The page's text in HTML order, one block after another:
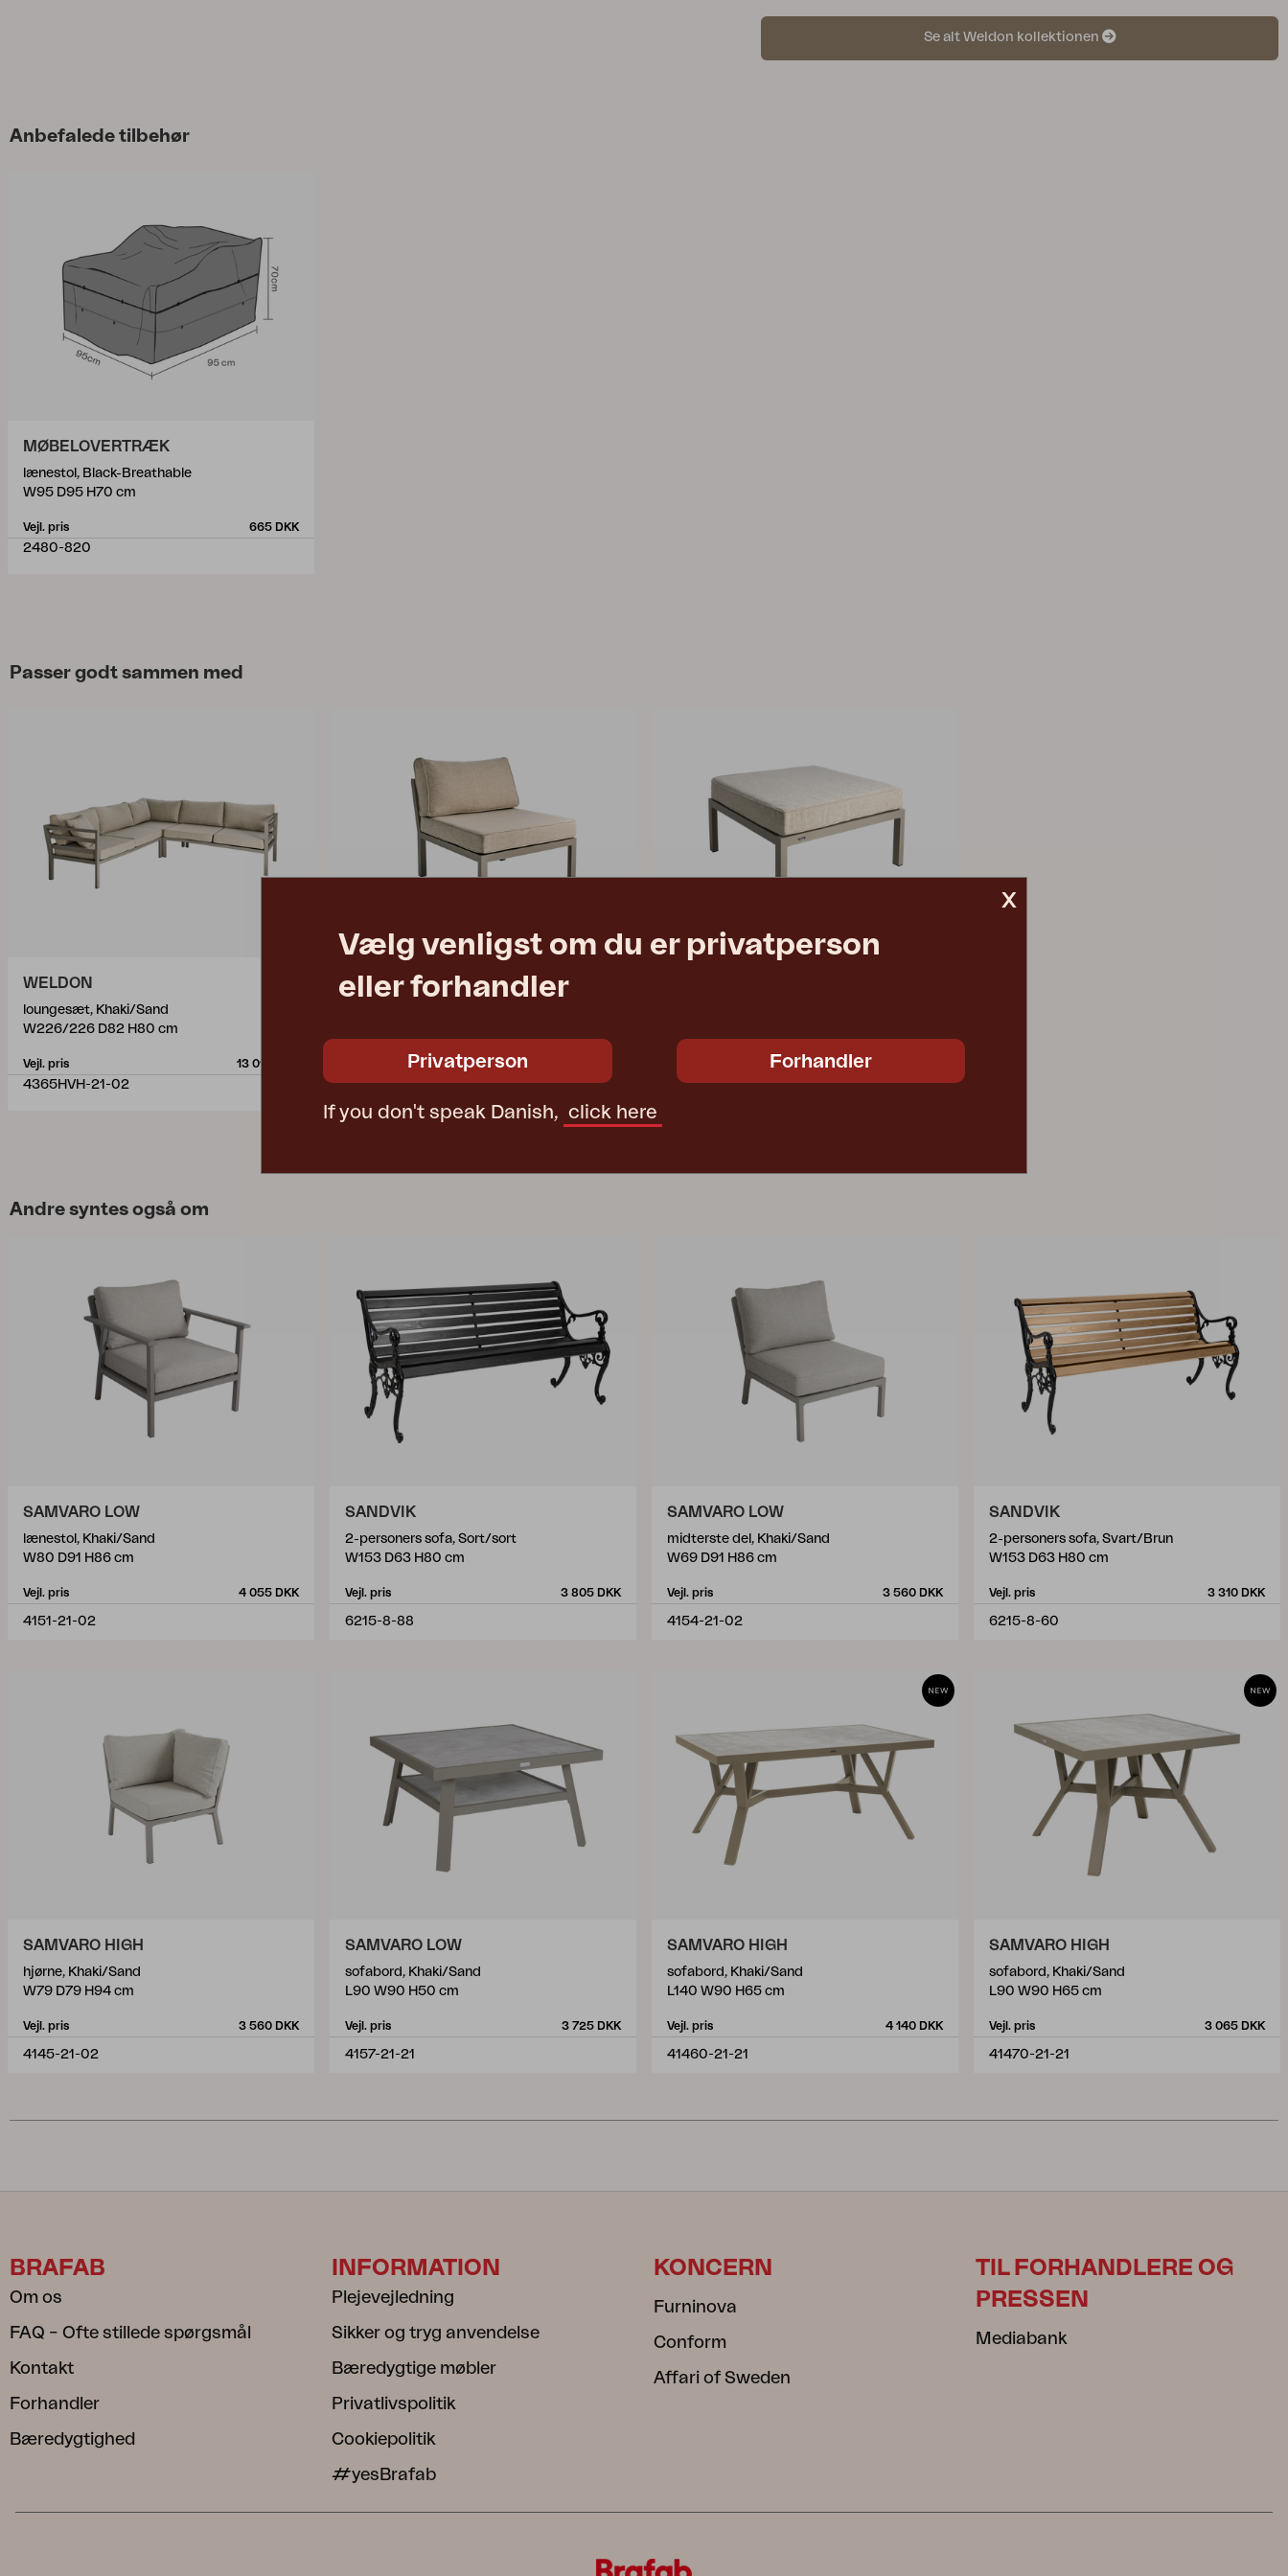
Se alt Weldon kollektionen
Anbefalede tilbehør
MØBELOVERTRÆK
lænestol, Black-Breathable
W95 D95 H70 cm
Vejl. pris 665 DKK
2480-820
Passer godt sammen med
WELDON
loungesæt, Khaki/Sand
W226/226 D82 H80 cm
Vejl. pris 13 010 DKK
4365HVH-21-02
WELDON
4364-21-02 4367-21-02
Andre syntes også om
SAMVARO LOW
lænestol, Khaki/Sand
W80 D91 H86 cm
Vejl. pris 4 055 DKK
4151-21-02
SANDVIK
2-personers sofa, Sort/sort
W153 D63 H80 cm
Vejl. pris 3 805 DKK
6215-8-88
SAMVARO LOW
midterste del, Khaki/Sand
W69 D91 H86 cm
Vejl. pris 3 560 DKK
4154-21-02
SANDVIK
2-personers sofa, Svart/Brun
W153 D63 H80 cm
Vejl. pris 3 310 DKK
6215-8-60
SAMVARO HIGH
hjørne, Khaki/Sand
W79 D79 H94 cm
Vejl. pris 3 560 DKK
4145-21-02
SAMVARO LOW
sofabord, Khaki/Sand
L90 W90 H50 cm
Vejl. pris 3 725 DKK
4157-21-21
SAMVARO HIGH
sofabord, Khaki/Sand
L140 W90 H65 cm
Vejl. pris 4 140 DKK
41460-21-21
SAMVARO HIGH
sofabord, Khaki/Sand
L90 W90 H65 cm
Vejl. pris 3 065 DKK
41470-21-21
x
Vælg venligst om du er privatperson
eller forhandler
Privatperson Forhandler
If you don't speak Danish, click here
BRAFAB
Om os
FAQ – Ofte stillede spørgsmål
Kontakt
Forhandler
Bæredygtighed
INFORMATION
Plejevejledning
Sikker og tryg anvendelse
Bæredygtige møbler
Privatlivspolitik
Cookiepolitik
#yesBrafab
KONCERN
Furninova
Conform
Affari of Sweden
TIL FORHANDLERE OG
PRESSEN
Mediabank